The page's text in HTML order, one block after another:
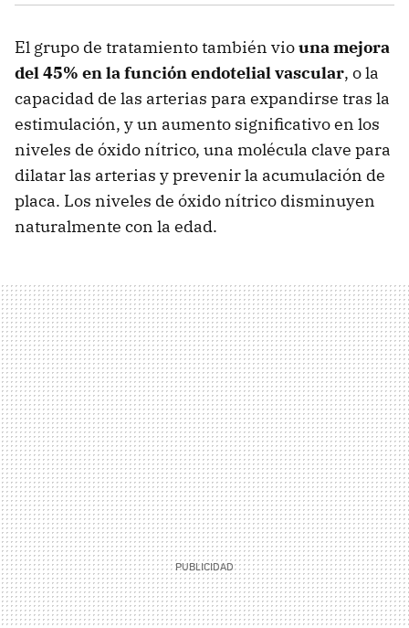
El grupo de tratamiento también viouna mejora
del 45% en la función endotelial vascular, o la
capacidad de las arterias para expandirse tras la
estimulación, y un aumento significativo en los
niveles de óxido nítrico, una molécula clave para
dilatar las arterias y prevenir la acumulación de
placa. Los niveles de óxido nítrico disminuyen
naturalmente con la edad.